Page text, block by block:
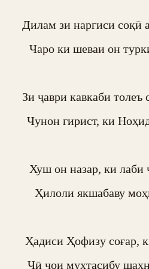
Дилам зи наргиси соқӣ
Чаро ки шеваи он
Зи ҷаври кавкаби
Чунон гирист, ки
Хуш он назар, ки лаби
Ҳилоли якшабаву
Ҳадиси Ҳофизу соғар,
Чӣ ҷои муҳтасибу